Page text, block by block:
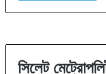
সিলেট